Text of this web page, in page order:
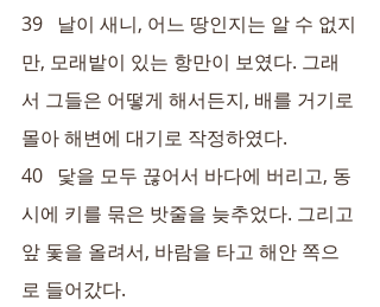
39   날이 새니, 어느 땅인지는 알 수 없지
만, 모래밭이 있는 항만이 보였다. 그래
서 그들은 어떻게 해서든지, 배를 거기로
몰아 해변에 대기로 작정하였다.
40   닻을 모두 끊어서 바다에 버리고, 동
시에 키를 묶은 밧줄을 늦추었다. 그리고
앞 돛을 올려서, 바람을 타고 해안 쪽으
로 들어갔다.